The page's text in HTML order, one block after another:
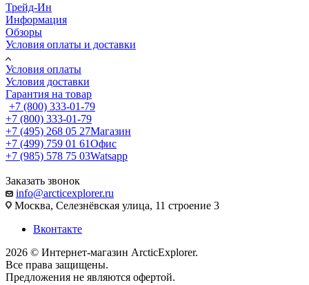
Трейд-Ин
Информация
Обзоры
Условия оплаты и доставки
Условия оплаты
Условия доставки
Гарантия на товар
+7 (800) 333-01-79
+7 (800) 333-01-79
+7 (495) 268 05 27Магазин
+7 (499) 759 01 61Офис
+7 (985) 578 75 03Watsapp
Заказать звонок
info@arcticexplorer.ru
Москва, Селезнёвская улица, 11 строение 3
Вконтакте
2026 © Интернет-магазин АrcticExplorer.
Все права защищены.
Предложения не являются офертой.